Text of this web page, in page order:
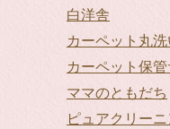
白洋舎
カーペット丸
カーペット保管
ママのともだち
ピュアクリー